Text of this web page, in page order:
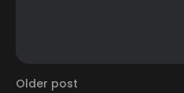
Older post